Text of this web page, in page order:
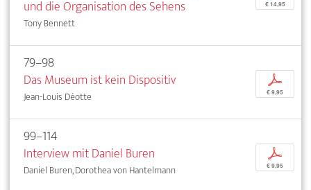
und die Organisation des Sehens
Tony Bennett
€ 14,95
79–98
Das Museum ist kein Dispositiv
Jean-Louis Déotte
p
€ 9,95
99–114
Interview mit Daniel Buren
Daniel Buren, Dorothea von Hantelmann
p
€ 9,95